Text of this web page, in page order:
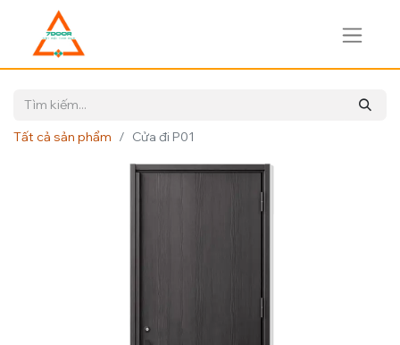
Tất cả sản phẩm Cửa đi P01